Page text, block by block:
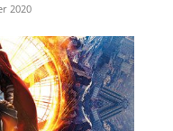
2020